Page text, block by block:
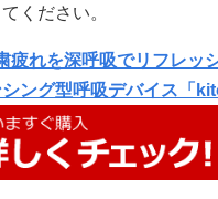
てください。
疲れを深呼吸でリフレッ
ング型呼吸デバイス「